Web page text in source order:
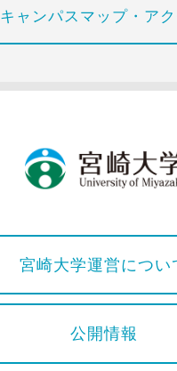
キャンパスマップ・ア
宮崎大学運営につい
公開情報